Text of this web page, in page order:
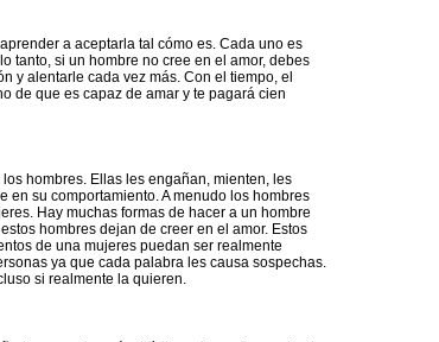
a aceptarla tal cómo es. Cada uno es
tanto, si un hombre no cree en el amor, debes
y alentarle cada vez más. Con el tiempo, el
de que es capaz de amar y te pagará cien
hombres. Ellas les engañan, mienten, les
en su comportamiento. A menudo los hombres
Hay muchas formas de hacer a un hombre
hombres dejan de creer en el amor. Estos
de una mujeres puedan ser realmente
ya que cada palabra les causa sospechas.
si realmente la quieren.